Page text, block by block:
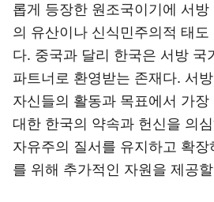
롭게 등장한 원조국이기에 서
의 유산이나 신식민주의적 태
다. 중국과 달리 한국은 서방 국
파트너로 환영받는 존재다. 서
자신들의 활동과 목표에서 가
대한 한국의 약속과 헌신을 의
자유주의 질서를 유지하고 확장
를 위해 추가적인 자원을 제공